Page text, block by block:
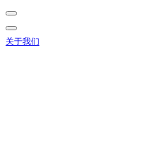
关于我们